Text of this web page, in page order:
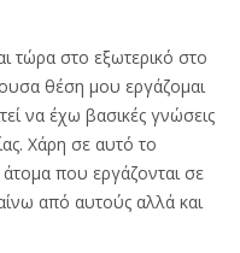
τώρα στο εξωτερικό στο
θέση μου εργάζομαι
να έχω βασικές γνώσεις
Χάρη σε αυτό το
που εργάζονται σε
από αυτούς αλλά και